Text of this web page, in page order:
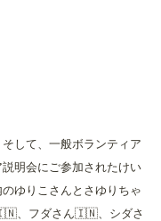
して、一般ボランティア
明会にご参加されたけい
ゆりこさんとさゆりちゃ
🇮🇳、フダさん🇮🇳、シダさ